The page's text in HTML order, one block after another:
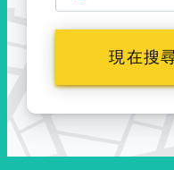
現在搜